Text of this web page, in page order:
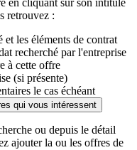
en cliquant sur son intitulé
retrouvez :
et les éléments de contrat
recherché par l'entreprise
à cette offre
(si présente)
le cas échéant
qui vous intéressent
ou depuis le détail
ajouter la ou les offres de